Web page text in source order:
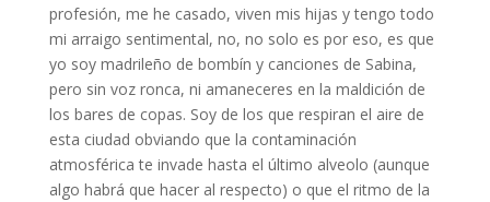
profesión, me he casado, viven mis hijas y tengo todo
mi arraigo sentimental, no, no solo es por eso, es que
yo soy madrileño de bombín y canciones de Sabina,
pero sin voz ronca, ni amaneceres en la maldición de
los bares de copas. Soy de los que respiran el aire de
esta ciudad obviando que la contaminación
atmosférica te invade hasta el último alveolo (aunque
algo habrá que hacer al respecto) o que el ritmo de la